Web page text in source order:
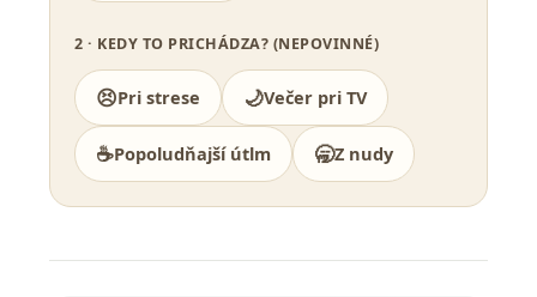
2 · KEDY TO PRICHÁDZA? (NEPOVINNÉ)
😣Pri strese 🌙Večer pri TV
☕Popoludňajší útlm 🥱Z nudy